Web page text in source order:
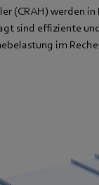
(CRAH) werden
sind effiziente
im